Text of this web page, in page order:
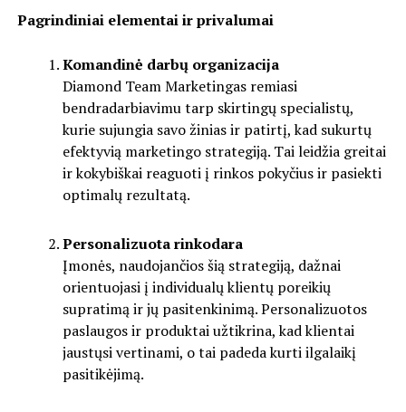
Pagrindiniai elementai ir privalumai
Komandinė darbų organizacija
Diamond Team Marketingas remiasi
bendradarbiavimu tarp skirtingų specialistų,
kurie sujungia savo žinias ir patirtį, kad sukurtų
efektyvią marketingo strategiją. Tai leidžia greitai
ir kokybiškai reaguoti į rinkos pokyčius ir pasiekti
optimalų rezultatą.
Personalizuota rinkodara
Įmonės, naudojančios šią strategiją, dažnai
orientuojasi į individualų klientų poreikių
supratimą ir jų pasitenkinimą. Personalizuotos
paslaugos ir produktai užtikrina, kad klientai
jaustųsi vertinami, o tai padeda kurti ilgalaikį
pasitikėjimą.